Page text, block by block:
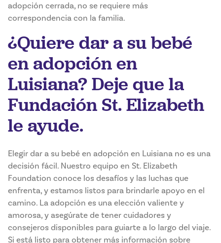
adopción cerrada, no se requiere más
correspondencia con la familia.
¿Quiere dar a su bebé
en adopción en
Luisiana? Deje que la
Fundación St. Elizabeth
le ayude.
Elegir dar a su bebé en adopción en Luisiana no es una
decisión fácil. Nuestro equipo en St. Elizabeth
Foundation conoce los desafíos y las luchas que
enfrenta, y estamos listos para brindarle apoyo en el
camino. La adopción es una elección valiente y
amorosa, y asegúrate de tener cuidadores y
consejeros disponibles para guiarte a lo largo del viaje.
Si está listo para obtener más información sobre